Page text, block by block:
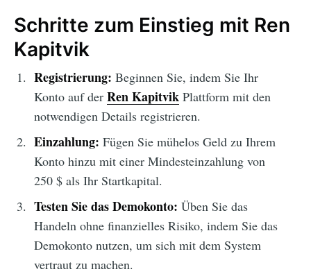
Schritte zum Einstieg mit Ren
Kapitvik
Registrierung: Beginnen Sie, indem Sie Ihr
Konto auf der Ren KapitvikPlattform mit den
notwendigen Details registrieren.
Einzahlung: Fügen Sie mühelos Geld zu Ihrem
Konto hinzu mit einer Mindesteinzahlung von
250 $ als Ihr Startkapital.
Testen Sie das Demokonto: Üben Sie das
Handeln ohne finanzielles Risiko, indem Sie das
Demokonto nutzen, um sich mit dem System
vertraut zu machen.